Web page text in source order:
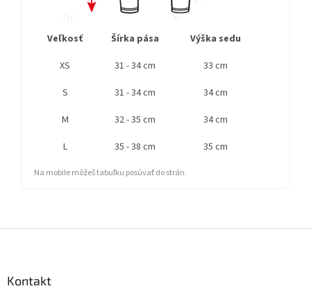
Veľkosť Šírka pása Výška sedu
XS
31 - 34 cm
33 cm
S
31 - 34 cm
34 cm
M
32 - 35 cm
34 cm
L
35 - 38 cm 35 cm
Na mobile môžeš tabuľku posúvať do strán.
Kontakt